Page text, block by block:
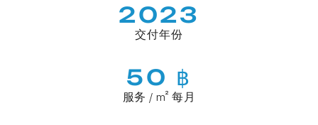
2023
交付年份
50 ฿
服务 / m² 每月